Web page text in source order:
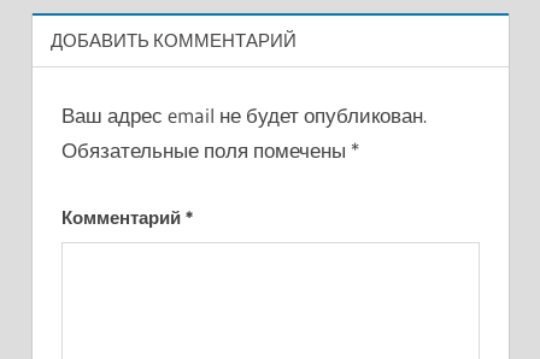
ДОБАВИТЬ КОММЕНТАРИЙ
Ваш адрес email не будет опубликован.
Обязательные поля помечены *
Комментарий *